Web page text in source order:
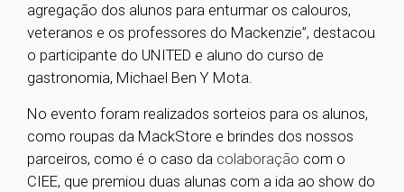
agregação dos alunos para enturmar os calouros,
veteranos e os professores do Mackenzie”, destacou
o participante do UNITED e aluno do curso de
gastronomia, Michael Ben Y Mota.
No evento foram realizados sorteios para os alunos,
como roupas da MackStore e brindes dos nossos
parceiros, como é o caso da colaboração com o
CIEE, que premiou duas alunas com a ida ao show do